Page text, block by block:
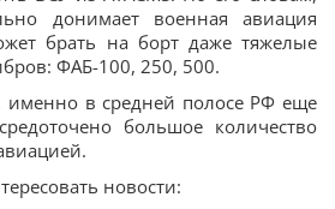
донимает военная авиация
брать на борт даже тяжелые
ФАБ-100, 250, 500.
именно в средней полосе РФ еще
большое количество
новости: